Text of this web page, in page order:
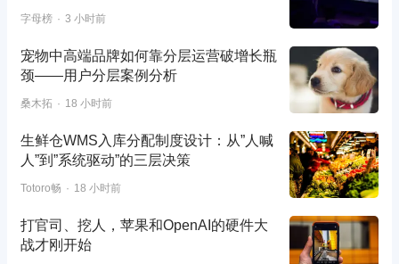
字母榜 3 小时前
宠物中高端品牌如何靠分层运营破增长瓶
颈——用户分层案例分析
桑木拓 18 小时前
生鲜仓WMS入库分配制度设计：从”人喊
人”到”系统驱动”的三层决策
Totoro畅 18 小时前
打官司、挖人，苹果和OpenAI的硬件大
战才刚开始